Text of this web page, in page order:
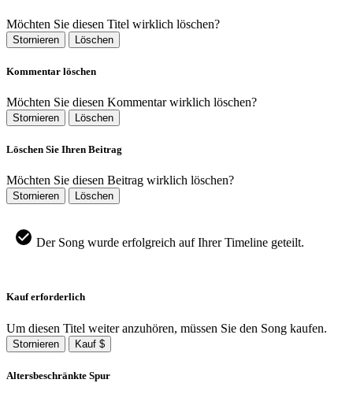
Möchten Sie diesen Titel wirklich löschen?
Stornieren Löschen
Kommentar löschen
Möchten Sie diesen Kommentar wirklich löschen?
Stornieren Löschen
Löschen Sie Ihren Beitrag
Möchten Sie diesen Beitrag wirklich löschen?
Stornieren Löschen
Der Song wurde erfolgreich auf Ihrer Timeline geteilt.
Kauf erforderlich
Um diesen Titel weiter anzuhören, müssen Sie den Song kaufen.
Stornieren Kauf $
Altersbeschränkte Spur